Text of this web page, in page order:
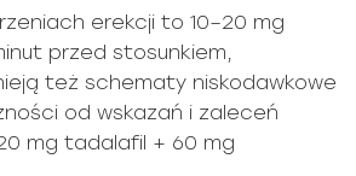
erekcji to 10–20 mg
przed stosunkiem,
też schematy niskodawkowe
od wskazań i zaleceń
mg tadalafil + 60 mg